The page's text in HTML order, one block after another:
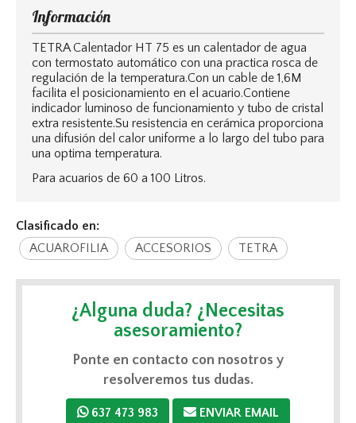
Información
TETRA Calentador HT 75 es un calentador de agua
con termostato automático con una practica rosca de
regulación de la temperatura.Con un cable de 1,6M
facilita el posicionamiento en el acuario.Contiene
indicador luminoso de funcionamiento y tubo de cristal
extra resistente.Su resistencia en cerámica proporciona
una difusión del calor uniforme a lo largo del tubo para
una optima temperatura.
Para acuarios de 60 a 100 Litros.
Clasificado en:
ACUAROFILIA
ACCESORIOS TETRA
¿Alguna duda? ¿Necesitas
asesoramiento?
Ponte en contacto con nosotros y
resolveremos tus dudas.
637 473 983 ENVIAR EMAIL